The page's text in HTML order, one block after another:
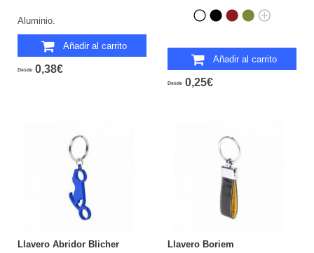
Aluminio.
Añadir al carrito
Desde 0,38€
Añadir al carrito
Desde 0,25€
Llavero Abridor Blicher Llavero Boriem